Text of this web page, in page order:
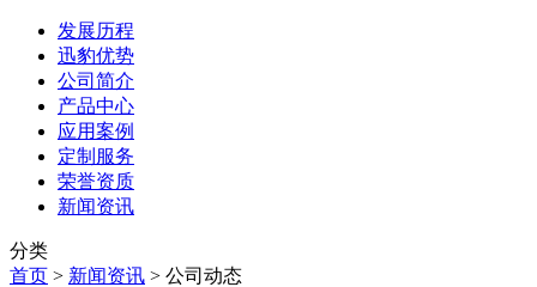
发展历程
迅豹优势
公司简介
产品中心
应用案例
定制服务
荣誉资质
新闻资讯
分类
首页 > 新闻资讯 > 公司动态